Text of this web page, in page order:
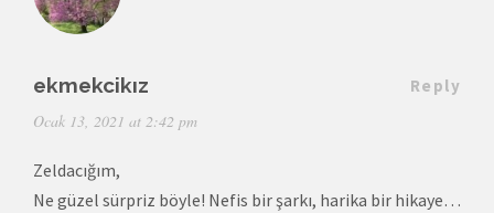
ekmekcikız
Ocak 13, 2021 at 2:42 pm
Reply
Zeldacığım,
Ne güzel sürpriz böyle! Nefis bir şarkı, harika bir hikaye…